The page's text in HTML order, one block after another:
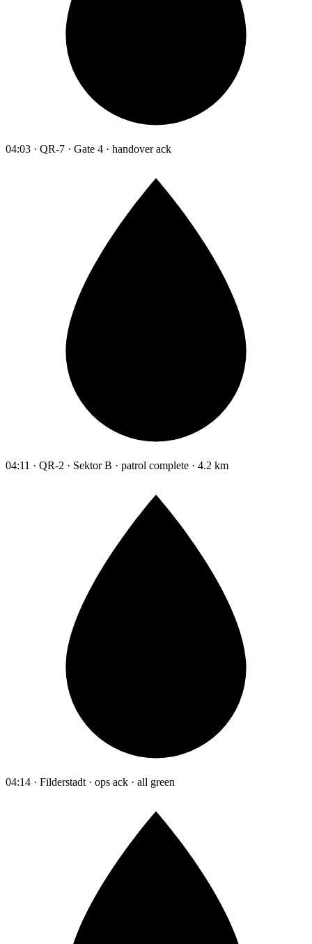
04:03 · QR-7 · Gate 4 · handover ack
04:11 · QR-2 · Sektor B · patrol complete · 4.2 km
04:14 · Filderstadt · ops ack · all green